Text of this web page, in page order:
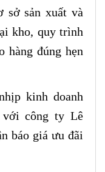
sở sản xuất và
kho, quy trình
hàng đúng hẹn
kinh doanh
với công ty Lê
báo giá ưu đãi